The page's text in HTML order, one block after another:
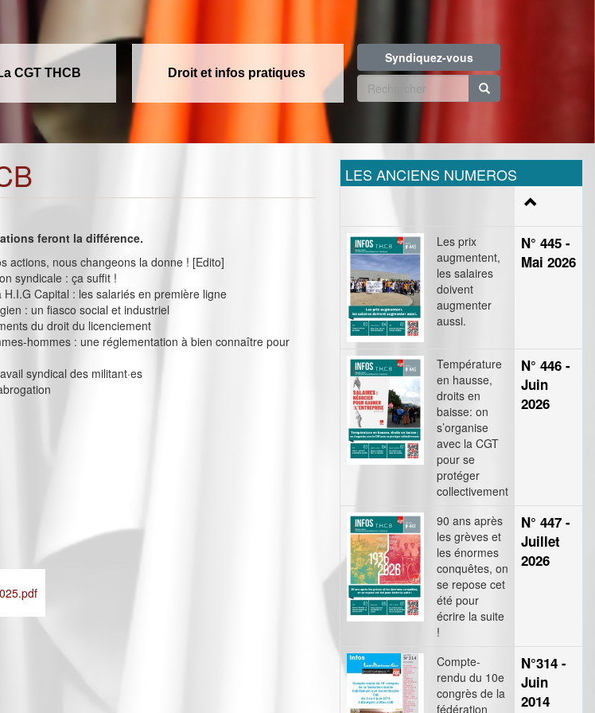
CGT THCB Droit et infos pratiques
Syndiquez-vous
Formulaire
recherche
feront la différence.
actions, nous changeons la donne ! [Edito]
syndicale : ça suffit !
Capital : les salariés en première ligne
: un fiasco social et industriel
du droit du licenciement
hommes : une réglementation à bien connaître pour
syndical des militant·es
LES ANCIENS NUMEROS
Les prix
augmentent,
les salaires
doivent
augmenter
aussi.
N° 445 -
Mai 2026
Température
en hausse,
droits en
baisse: on
s’organise
avec la CGT
pour se
protéger
collectivement
N° 446 -
Juin
2026
90 ans après
les grèves et
les énormes
conquêtes, on
se repose cet
été pour
écrire la suite
!
N° 447 -
Juillet
2026
Compte-
rendu du 10e
congrès de la
fédération
N°314 -
Juin
2014